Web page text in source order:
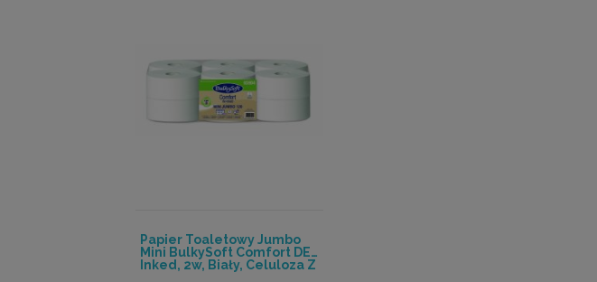
Papier Toaletowy Jumbo
Mini BulkySoft Comfort DE-
Inked, 2w, Biały, Celuloza Z